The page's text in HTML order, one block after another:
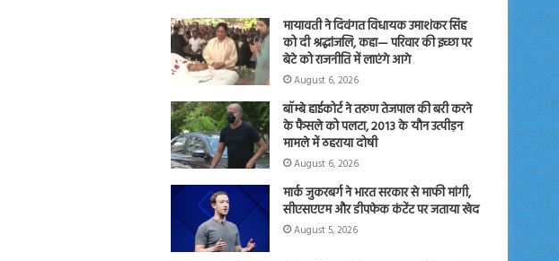
मायावती ने दिवंगत विधायक उमाशंकर सिंह
को दी श्रद्धांजलि, कहा— परिवार की इच्छा पर
बेटे को राजनीति में लाएंगे आगे
August 6, 2026
बॉम्बे हाईकोर्ट ने तरुण तेजपाल की बरी करने
के फैसले को पलटा, 2013 के यौन उत्पीड़न
मामले में ठहराया दोषी
August 6, 2026
मार्क जुकरबर्ग ने भारत सरकार से माफी मांगी,
सीएसएएम और डीपफेक कंटेंट पर जताया खेद
August 5, 2026